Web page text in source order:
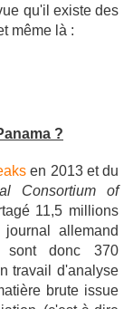
qu'il existe des
même là :
?
en 2013 et du
Consortium of
11,5 millions
journal allemand
donc 370
travail d'analyse
brute issue